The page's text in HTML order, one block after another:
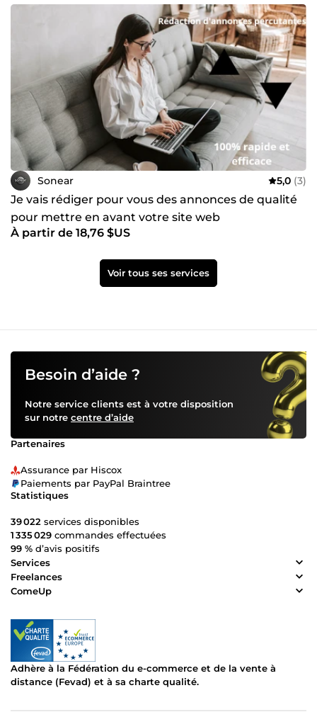
Sonear 5,0 (3)
Je vais rédiger pour vous des annonces de qualité
pour mettre en avant votre site web
À partir de 18,76 $US
Voir tous ses services
Besoin d’aide ?
Notre service clients est à votre disposition
sur notre centre d’aide
Partenaires
Assurance par Hiscox
Paiements par PayPal Braintree
Statistiques
39 022 services disponibles
1 335 029 commandes effectuées
99 % d’avis positifs
Services
Freelances
ComeUp
Adhère à la Fédération du e-commerce et de la vente à
distance (Fevad) et à sa charte qualité.